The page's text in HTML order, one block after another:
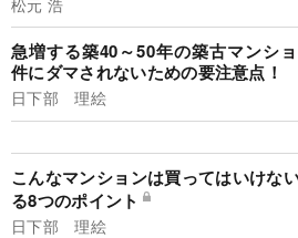
急増する築40～50年の築古マンシ
件にダマされないための要注意点！
日下部 理絵
こんなマンションは買ってはいけな
る8つのポイント
日下部 理絵